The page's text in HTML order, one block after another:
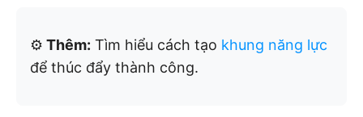
⚙️ Thêm: Tìm hiểu cách tạo khung năng lực
để thúc đẩy thành công.